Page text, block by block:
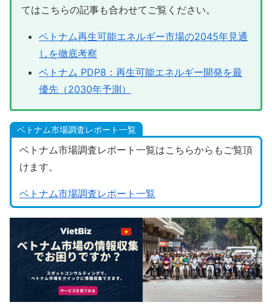
てはこちらの記事も合わせてご覧ください。
ベトナム再生可能エネルギー市場の2045年見通
しを徹底考察
ベトナム PDP8：再生可能エネルギー開発を最
優先（2030年予測）
ベトナム市場調査レポート一覧
ベトナム市場調査レポート一覧はこちらからもご覧頂
けます。
ベトナム市場調査レポート一覧